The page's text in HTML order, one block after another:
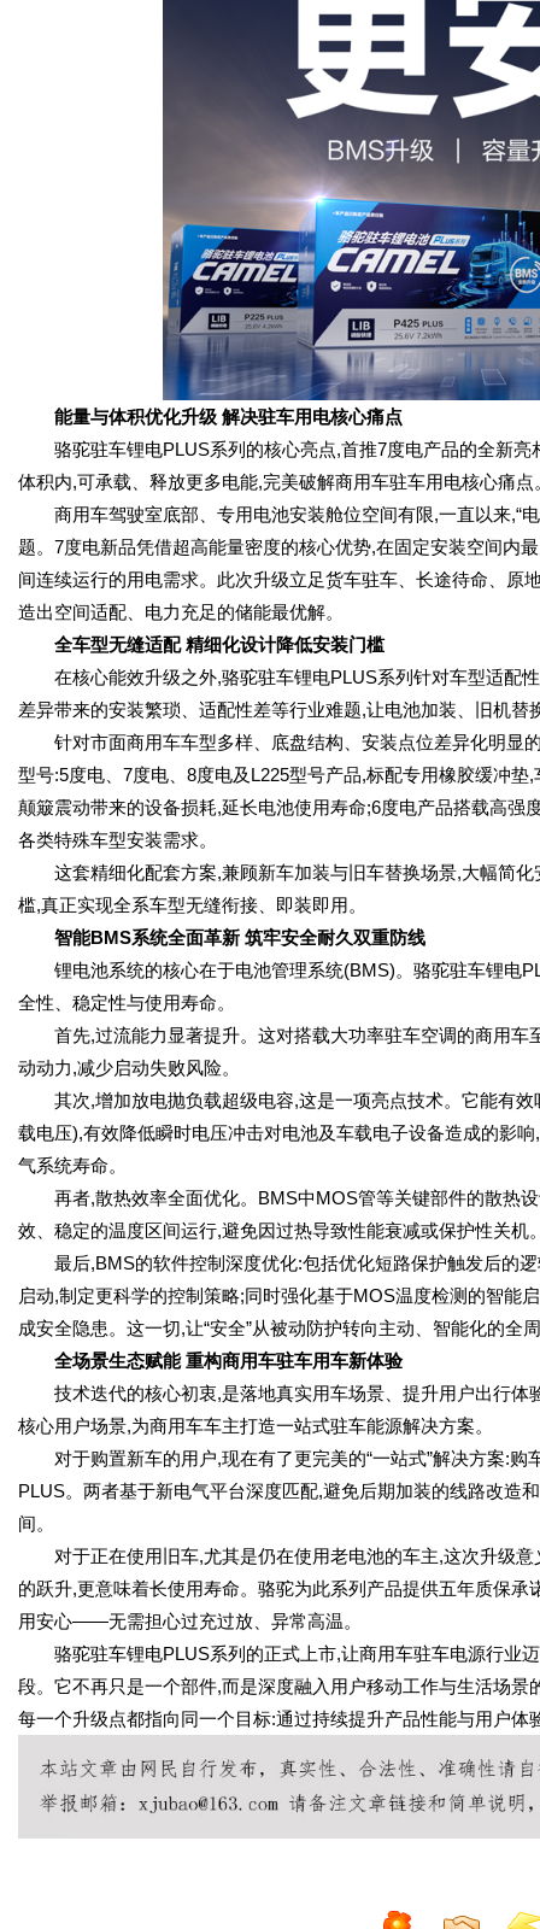
能量与体积优化升级 解决驻车用电核心痛点
骆驼驻车锂电PLUS系列的核心亮点,首推7度电产品的全新
体积内,可承载、释放更多电能,完美破解商用车驻车用电核心痛点
商用车驾驶室底部、专用电池安装舱位空间有限,一直以来,“
题。7度电新品凭借超高能量密度的核心优势,在固定安装空间内
间连续运行的用电需求。此次升级立足货车驻车、长途待命、
造出空间适配、电力充足的储能最优解。
全车型无缝适配 精细化设计降低安装门槛
在核心能效升级之外,骆驼驻车锂电PLUS系列针对车型适配
差异带来的安装繁琐、适配性差等行业难题,让电池加装、旧机替
针对市面商用车车型多样、底盘结构、安装点位差异化明显
型号:5度电、7度电、8度电及L225型号产品,标配专用橡胶缓冲
颠簸震动带来的设备损耗,延长电池使用寿命;6度电产品搭载高
各类特殊车型安装需求。
这套精细化配套方案,兼顾新车加装与旧车替换场景,大幅简化
槛,真正实现全系车型无缝衔接、即装即用。
智能BMS系统全面革新 筑牢安全耐久双重防线
锂电池系统的核心在于电池管理系统(BMS)。骆驼驻车锂电
全性、稳定性与使用寿命。
首先,过流能力显著提升。这对搭载大功率驻车空调的商用车
动动力,减少启动失败风险。
其次,增加放电抛负载超级电容,这是一项亮点技术。它能有效
载电压),有效降低瞬时电压冲击对电池及车载电子设备造成的影
气系统寿命。
再者,散热效率全面优化。BMS中MOS管等关键部件的散热
效、稳定的温度区间运行,避免因过热导致性能衰减或保护性关机
最后,BMS的软件控制深度优化:包括优化短路保护触发后的逻
启动,制定更科学的控制策略;同时强化基于MOS温度检测的智能
成安全隐患。这一切,让“安全”从被动防护转向主动、智能化的全
全场景生态赋能 重构商用车驻车用车新体验
技术迭代的核心初衷,是落地真实用车场景、提升用户出行体
核心用户场景,为商用车车主打造一站式驻车能源解决方案。
对于购置新车的用户,现在有了更完美的“一站式”解决方案:购
PLUS。两者基于新电气平台深度匹配,避免后期加装的线路改造
间。
对于正在使用旧车,尤其是仍在使用老电池的车主,这次升级意
的跃升,更意味着长使用寿命。骆驼为此系列产品提供五年质保
用安心——无需担心过充过放、异常高温。
骆驼驻车锂电PLUS系列的正式上市,让商用车驻车电源行业
段。它不再只是一个部件,而是深度融入用户移动工作与生活场
每一个升级点都指向同一个目标:通过持续提升产品性能与用户